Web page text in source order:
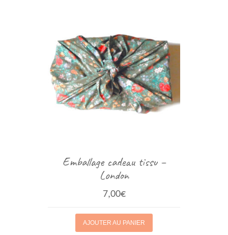
Emballage cadeau tissu –
London
7,00€
AJOUTER AU PANIER